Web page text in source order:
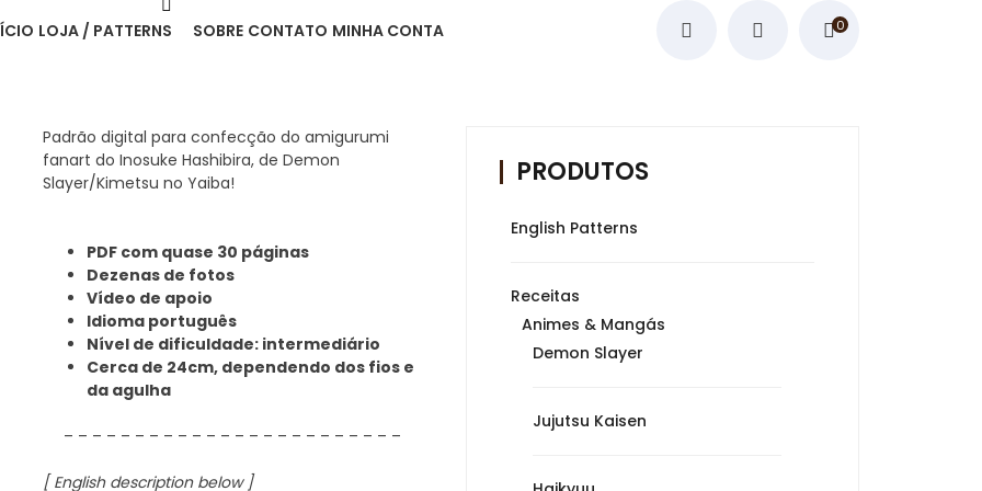
LOJA / PATTERNS SOBRE CONTATO MINHA CONTA 0
Padrão digital para confecção do amigurumi
fanart do Inosuke Hashibira, de Demon
Slayer/Kimetsu no Yaiba!
PDF com quase 30 páginas
Dezenas de fotos
Vídeo de apoio
Idioma português
Nível de dificuldade: intermediário
Cerca de 24cm, dependendo dos fios e
da agulha
– – – – – – – – – – – – – – – – – – – – – – – –
[ English description below ]
PRODUTOS
English Patterns
Receitas
Animes & Mangás
Demon Slayer
Jujutsu Kaisen